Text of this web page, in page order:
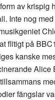
av krispig
Inte nog
flitigt på
kanske
Alice
fängslar